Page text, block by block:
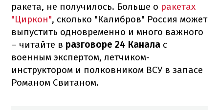
ракета, не получилось. Больше о ракетах
"Циркон", сколько "Калибров" Россия может
выпустить одновременно и много важного
– читайте в разговоре 24 Канала с
военным экспертом, летчиком-
инструктором и полковником ВСУ в запасе
Романом Свитаном.